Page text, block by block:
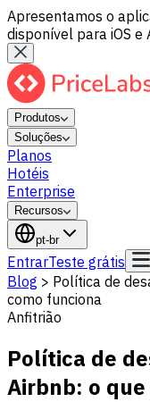
Apresentamos o
disponível para iOS e
Produtos
Soluções
Planos
Hotéis
Enterprise
Recursos
pt-br
EntrarTeste grátis
Blog > Política de
como funciona
Anfitrião
Política de
Airbnb: o